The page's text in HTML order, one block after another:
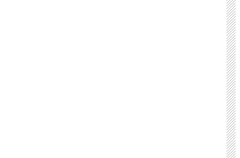
１枚でピッタリな仕様になっておりますので、逆